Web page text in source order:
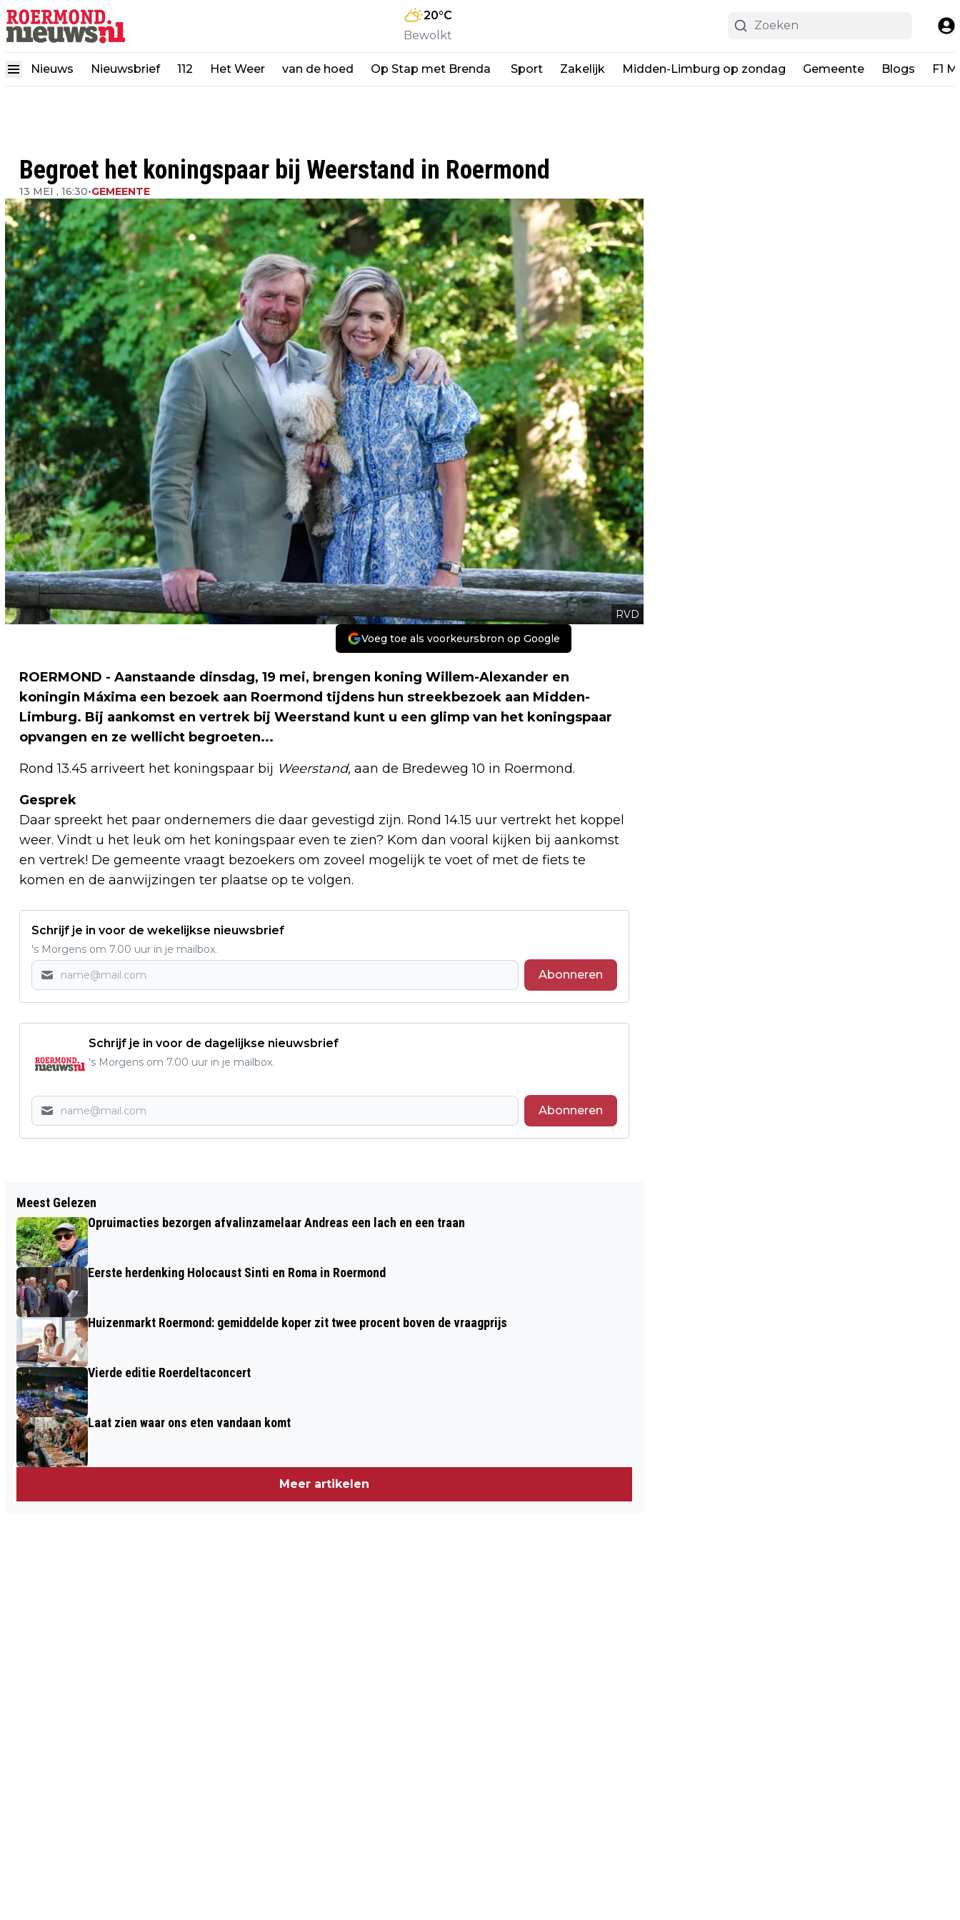
20°C
Bewolkt
Nieuws Nieuwsbrief 112 Het Weer van de hoed Op Stap met Brenda Sport Zakelijk Midden-Limburg op zondag Gemeente Blogs F1
Begroet het koningspaar bij Weerstand in Roermond
13 MEI , 16:30•GEMEENTE
RVD
Voeg toe als voorkeursbron op Google
ROERMOND - Aanstaande dinsdag, 19 mei, brengen koning Willem-Alexander en
koningin Máxima een bezoek aan Roermond tijdens hun streekbezoek aan Midden-
Limburg. Bij aankomst en vertrek bij Weerstand kunt u een glimp van het koningspaar
opvangen en ze wellicht begroeten...
Rond 13.45 arriveert het koningspaar bij Weerstand, aan de Bredeweg 10 in Roermond.
Gesprek
Daar spreekt het paar ondernemers die daar gevestigd zijn. Rond 14.15 uur vertrekt het koppel
weer. Vindt u het leuk om het koningspaar even te zien? Kom dan vooral kijken bij aankomst
en vertrek! De gemeente vraagt bezoekers om zoveel mogelijk te voet of met de fiets te
komen en de aanwijzingen ter plaatse op te volgen.
Schrijf je in voor de wekelijkse nieuwsbrief
's Morgens om 7.00 uur in je mailbox.
Abonneren
Schrijf je in voor de dagelijkse nieuwsbrief
's Morgens om 7.00 uur in je mailbox.
Abonneren
KOUDE EN NATTE HEMELVAART
VERWACHT IN ROERMOND
OMGETOVERD TOT BUURTCAMPING
Meest Gelezen
Opruimacties bezorgen afvalinzamelaar Andreas een lach en een traan
Eerste herdenking Holocaust Sinti en Roma in Roermond
Huizenmarkt Roermond: gemiddelde koper zit twee procent boven de vraagprijs
Vierde editie Roerdeltaconcert
Laat zien waar ons eten vandaan komt
Meer artikelen